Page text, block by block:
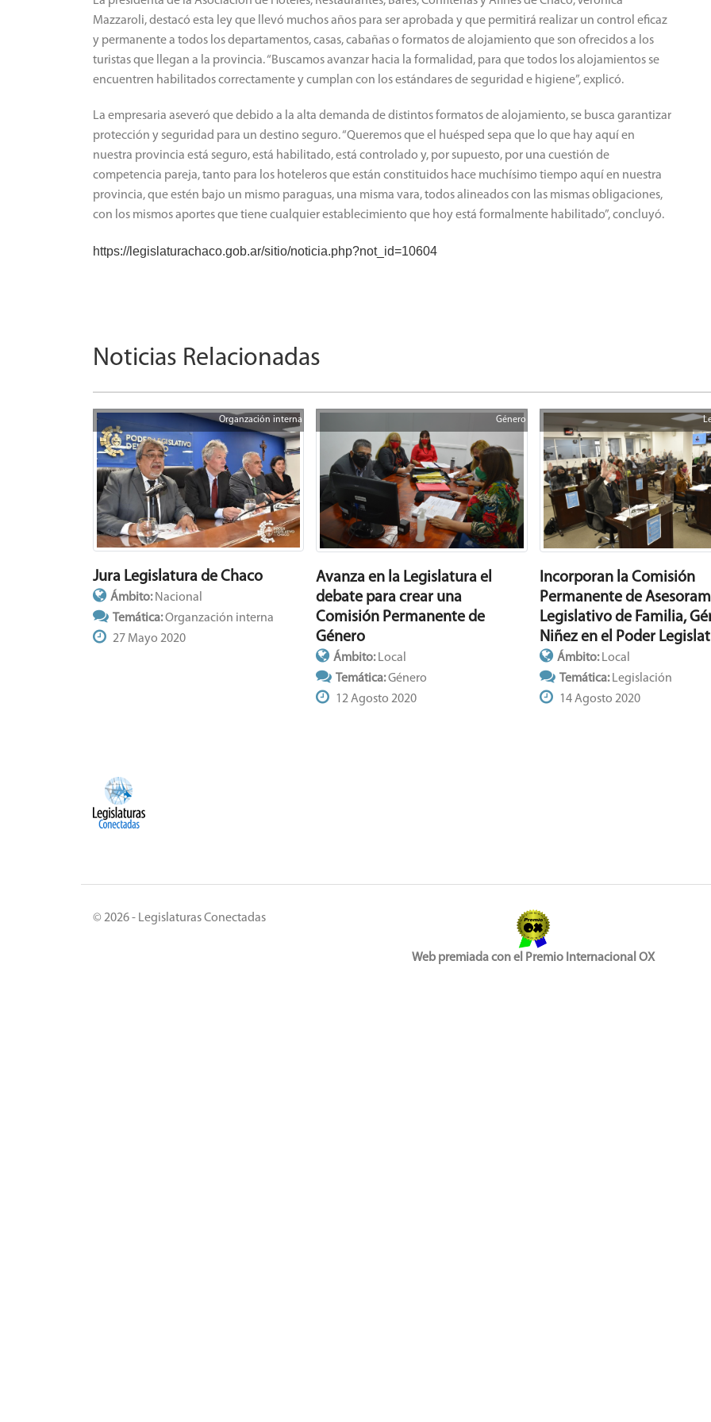
Mazzaroli, destacó esta ley que llevó muchos años para ser aprobada y que permitirá realizar un control eficaz
y permanente a todos los departamentos, casas, cabañas o formatos de alojamiento que son ofrecidos a los
turistas que llegan a la provincia. “Buscamos avanzar hacia la formalidad, para que todos los alojamientos se
encuentren habilitados correctamente y cumplan con los estándares de seguridad e higiene”, explicó.
La empresaria aseveró que debido a la alta demanda de distintos formatos de alojamiento, se busca garantizar
protección y seguridad para un destino seguro. “Queremos que el huésped sepa que lo que hay aquí en
nuestra provincia está seguro, está habilitado, está controlado y, por supuesto, por una cuestión de
competencia pareja, tanto para los hoteleros que están constituidos hace muchísimo tiempo aquí en nuestra
provincia, que estén bajo un mismo paraguas, una misma vara, todos alineados con las mismas obligaciones,
con los mismos aportes que tiene cualquier establecimiento que hoy está formalmente habilitado”, concluyó.
https://legislaturachaco.gob.ar/sitio/noticia.php?not_id=10604
Noticias Relacionadas
Organzación interna
Jura Legislatura de Chaco
Ámbito:Nacional
Temática:Organzación interna
27 Mayo 2020
Género
Avanza en la Legislatura el
debate para crear una
Comisión Permanente de
Género
Ámbito: Local
Temática:Género
12 Agosto 2020
Incorporan la Comisión
Permanente de
Legislativo de Familia,
Niñez en el Poder
Ámbito: Local
Temática: Legislación
14 Agosto 2020
© 2026 - Legislaturas Conectadas
Web premiada con el Premio Internacional OX